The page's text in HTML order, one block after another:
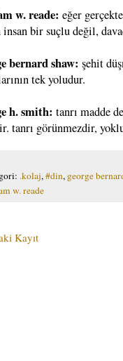
w. reade: eğer
insan bir suçlu değil,
bernard shaw: şehit
tek yoludur.
h. smith: tanrı madde
tanrı görünmezdir,
.kolaj,#din, george
w. reade
Kayıt